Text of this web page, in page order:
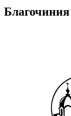
Благочиния